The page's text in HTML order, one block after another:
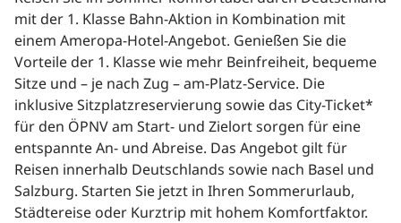
Alle
Städte
mit der 1. Klasse Bahn-Aktion in Kombination mit
einem Ameropa-Hotel-Angebot. Genießen Sie die
Vorteile der 1. Klasse wie mehr Beinfreiheit, bequeme
Sitze und – je nach Zug – am-Platz-Service. Die
inklusive Sitzplatzreservierung sowie das City-Ticket*
für den ÖPNV am Start- und Zielort sorgen für eine
entspannte An- und Abreise. Das Angebot gilt für
Reisen innerhalb Deutschlands sowie nach Basel und
Salzburg. Starten Sie jetzt in Ihren Sommerurlaub,
Städtereise oder Kurztrip mit hohem Komfortfaktor.